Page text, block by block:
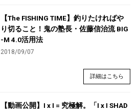
【The FISHING TIME】釣りたければや
り切ること！鬼の塾長・佐藤信治流 BIG
-M 4.0活用法
2018/09/07
詳細はこちら
【動画公開】I x I = 究極解。「I x I SHAD